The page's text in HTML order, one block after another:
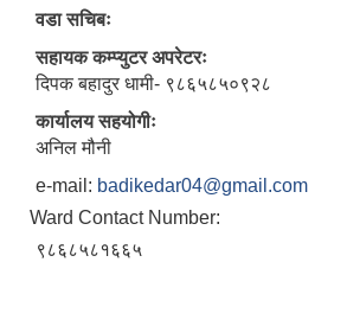
वडा सचिबः
सहायक कम्प्युटर अपरेटरः
दिपक बहादुर धामी- ९८६५८५०९२८
कार्यालय सहयोगीः
अनिल मौनी
e-mail: badikedar04@gmail.com
Ward Contact Number:
९८६८५८१६६५